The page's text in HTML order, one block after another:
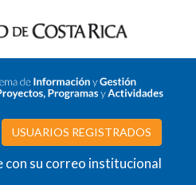
USUARIOS REGISTRADOS
con su correo institucional